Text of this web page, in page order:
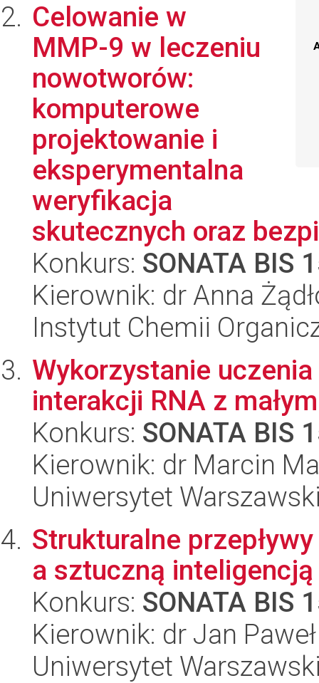
Celowanie w
MMP-9 w leczeniu
nowotworów:
komputerowe
projektowanie i
eksperymentalna
weryfikacja
skutecznych oraz
Konkurs: SONATA BIS
Kierownik: dr Anna
Instytut Chemii
Wykorzystanie
interakcji RNA z
Konkurs: SONATA BIS
Kierownik: dr Marcin
Uniwersytet
Strukturalne
a sztuczną inteligencją
Konkurs: SONATA BIS
Kierownik: dr Jan
Uniwersytet